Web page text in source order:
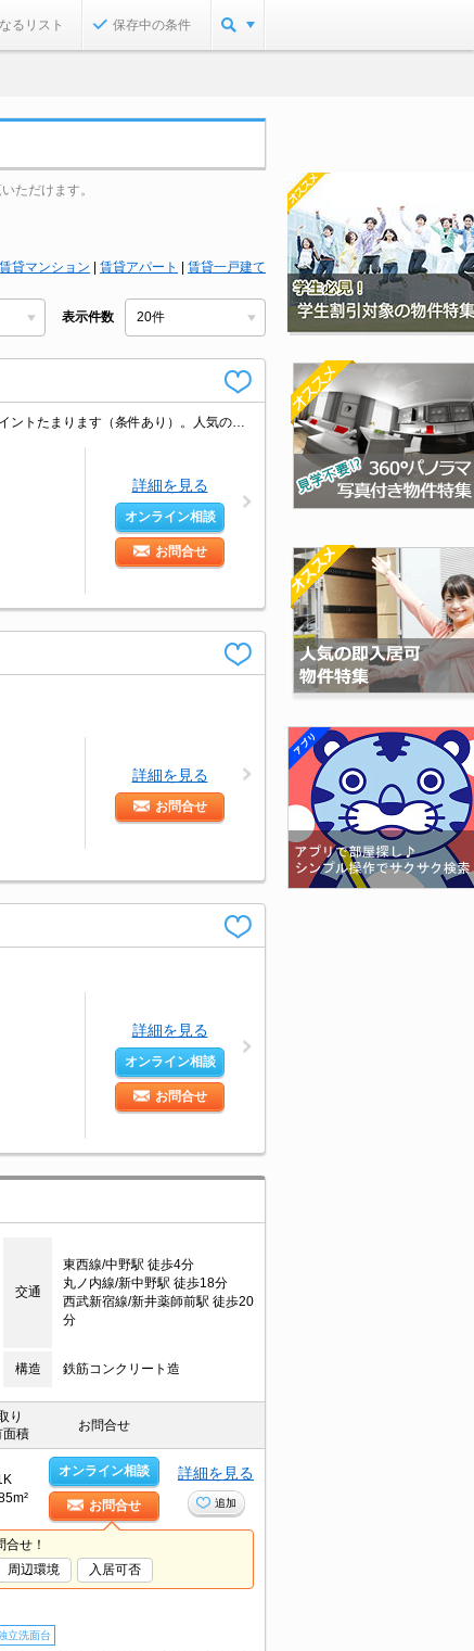
るリスト 保存中の条件
ただけます。
賃貸マンション 賃貸アパート 賃貸一戸建て
表示件数
詳細を見る
オンライン相談
お問合せ
詳細を見る
お問合せ
詳細を見る
オンライン相談
お問合せ
交通
東西線/中野駅 徒歩4分
丸ノ内線/新中野駅 徒歩18分
西武新宿線/新井薬師前駅 徒歩20
分
構造 鉄筋コンクリート造
り
面積
お問合せ
オンライン相談
お問合せ
詳細を見る
追加
せ！
周辺環境 入居可否
立洗面台